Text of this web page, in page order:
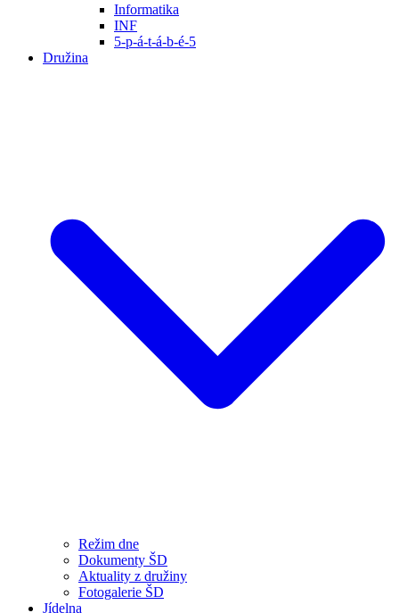
Informatika
INF
5-p-á-t-á-b-é-5
Družina
Režim dne
Dokumenty ŠD
Aktuality z družiny
Fotogalerie ŠD
Jídelna